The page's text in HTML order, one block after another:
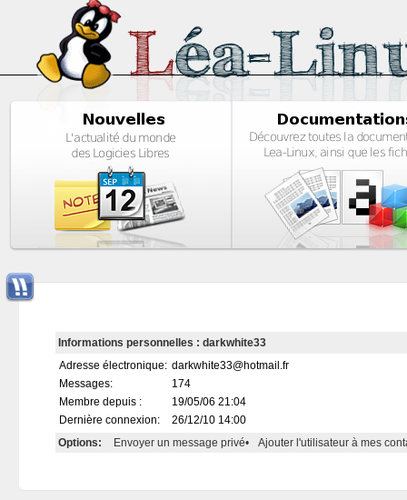
Informations personnelles : darkwhite33
Adresse électronique: darkwhite33@hotmail.fr
Messages:
174
Membre depuis :
19/05/06 21:04
Dernière connexion:
26/12/10 14:00
Options:
Envoyer un message privé• Ajouter l'utilisateur à mes